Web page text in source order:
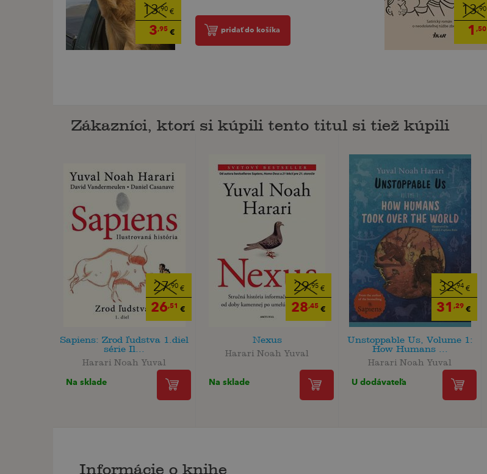
13,90 €
3,95 € pridať do košíka
13,90
1 ,50
Zákazníci, ktorí si kúpili tento titul si tiež kúpili
27,90 €
26,51 €
Sapiens: Zrod ľudstva 1.diel
série Il...
Harari Noah Yuval
Na sklade
29,95€
28,45€
Nexus
Harari Noah Yuval
Na sklade
32,94 €
31 ,29 €
Unstoppable Us, Volume 1:
How Humans ...
Harari Noah Yuval
U dodávateľa
Informácie o knihe